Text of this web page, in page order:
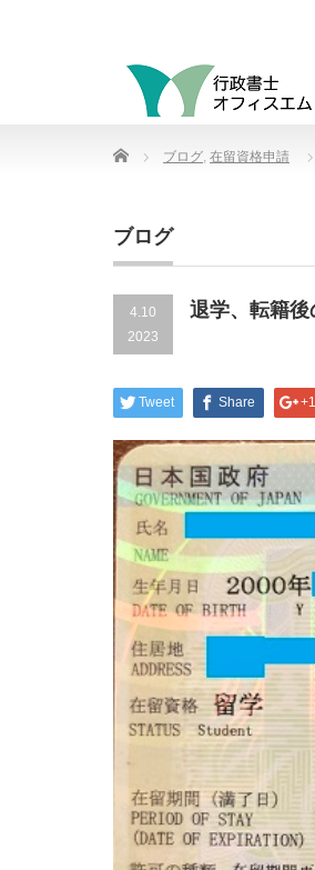
Home ブログ, 在留資格申請
ブログ
4.10
2023
退学、転籍後
Tweet Share +1